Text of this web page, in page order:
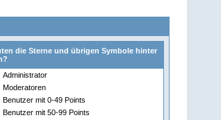
die Sterne und übrigen Symbole hinter
Administrator
Moderatoren
Benutzer mit 0-49 Points
Benutzer mit 50-99 Points